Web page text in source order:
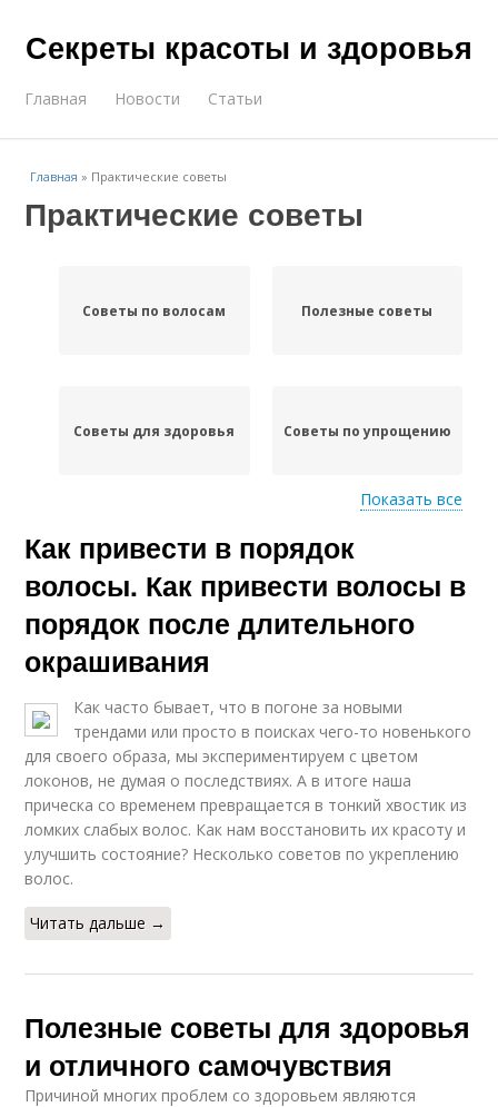
Секреты красоты и здоровья
Главная Новости Статьи
Главная » Практические советы
Практические советы
Советы по волосам Полезные советы
Советы для здоровья Советы по упрощению
Советы по улучшению
Советы для
улучшения
Короткие советы
Показать все
Как привести в порядок
волосы. Как привести волосы в
порядок после длительного
окрашивания
Как часто бывает, что в погоне за новыми
трендами или просто в поисках чего-то новенького
для своего образа, мы экспериментируем с цветом
локонов, не думая о последствиях. А в итоге наша
прическа со временем превращается в тонкий хвостик из
ломких слабых волос. Как нам восстановить их красоту и
улучшить состояние? Несколько советов по укреплению
волос.
Читать дальше →
Полезные советы для здоровья
и отличного самочувствия
Причиной многих проблем со здоровьем являются